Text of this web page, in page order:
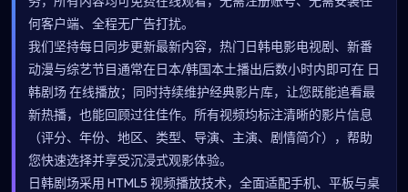
何客户端、全程无广告打扰。
我们坚持每日同步更新最新内容，热门日韩电影电视剧、新番
动漫与综艺节目通常在日本/韩国本土播出后数小时内即可在 日
韩剧场 在线播放；同时持续维护经典影片库，让您既能追看最
新热播，也能回顾过往佳作。所有视频均标注清晰的影片信息
（评分、年份、地区、类型、导演、主演、剧情简介），帮助
您快速选择并享受沉浸式观影体验。
日韩剧场采用 HTML5 视频播放技术，全面适配手机、平板与桌